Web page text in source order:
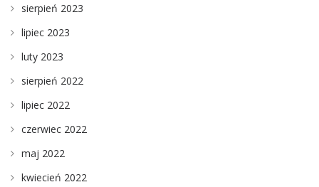
sierpień 2023
lipiec 2023
luty 2023
sierpień 2022
lipiec 2022
czerwiec 2022
maj 2022
kwiecień 2022